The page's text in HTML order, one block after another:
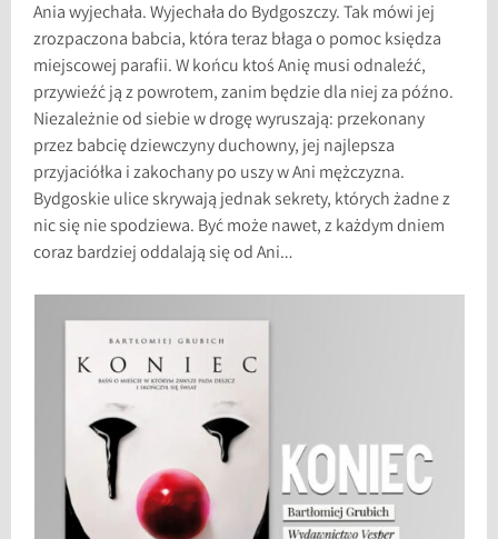
Ania wyjechała. Wyjechała do Bydgoszczy. Tak mówi jej
zrozpaczona babcia, która teraz błaga o pomoc księdza
miejscowej parafii. W końcu ktoś Anię musi odnaleźć,
przywieźć ją z powrotem, zanim będzie dla niej za późno.
Niezależnie od siebie w drogę wyruszają: przekonany
przez babcię dziewczyny duchowny, jej najlepsza
przyjaciółka i zakochany po uszy w Ani mężczyzna.
Bydgoskie ulice skrywają jednak sekrety, których żadne z
nic się nie spodziewa. Być może nawet, z każdym dniem
coraz bardziej oddalają się od Ani…